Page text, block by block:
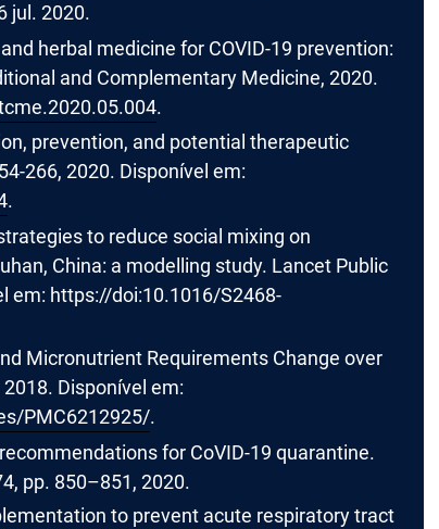
jul. 2020.
herbal medicine for COVID-19 prevention:
and Complementary Medicine, 2020.
.
prevention, and potential therapeutic
266, 2020. Disponível em:
.
to reduce social mixing on
China: a modelling study. Lancet Public
em: https://doi:10.1016/S2468-
Micronutrient Requirements Change over
Disponível em:
PMC6212925/.
for CoVID-19 quarantine.
pp. 850–851, 2020.
to prevent acute respiratory tract